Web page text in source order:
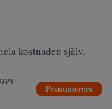
kostnaden själv.
Prenumerera